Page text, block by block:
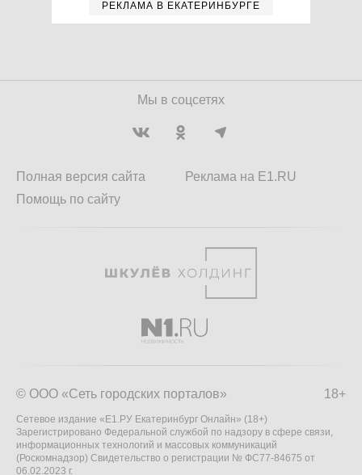
РЕКЛАМА В ЕКАТЕРИНБУРГЕ
Мы в соцсетях
Полная версия сайта
Помощь по сайту
Реклама на E1.RU
18+
© ООО «Сеть городских порталов»
Сетевое издание «Е1.РУ Екатеринбург Онлайн» (18+)
Зарегистрировано Федеральной службой по надзору в сфере связи,
информационных технологий и массовых коммуникаций
(Роскомнадзор) Свидетельство о регистрации № ФС77-84675 от
06.02.2023 г.